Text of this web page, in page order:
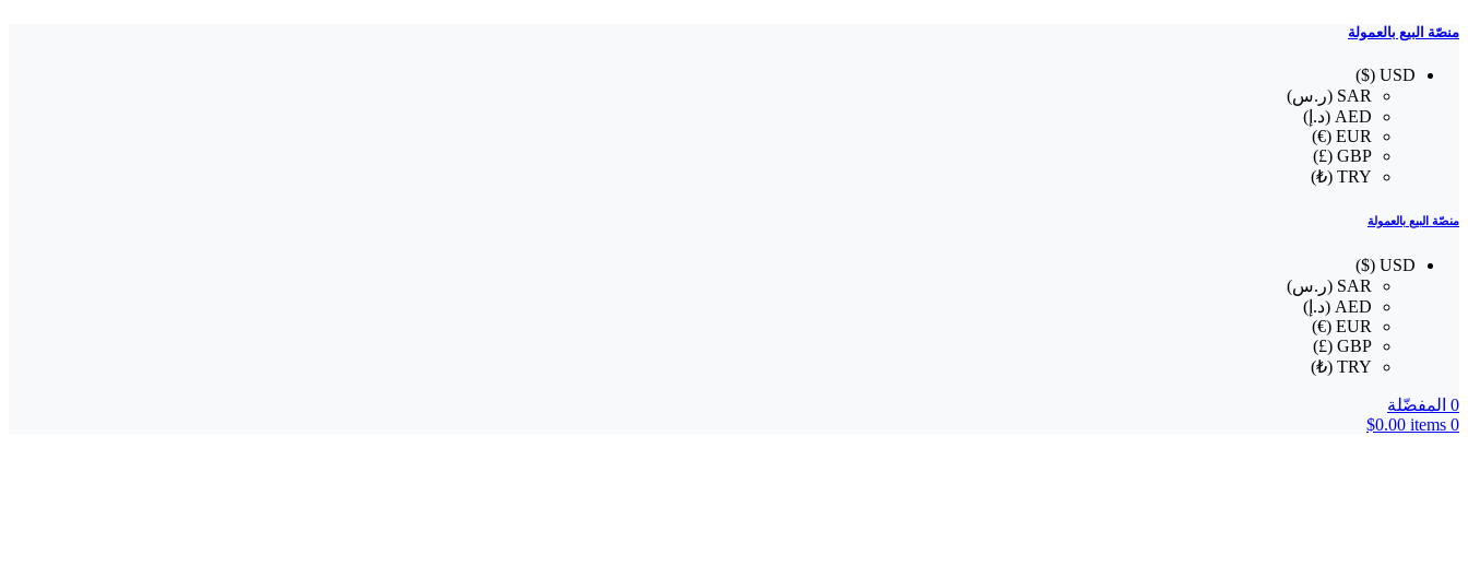
منصّة البيع بالعمولة
USD ($)
SAR (ر.س)
AED (د.إ)
EUR (€)
GBP (£)
TRY (₺)
منصّة البيع بالعمولة
USD ($)
SAR (ر.س)
AED (د.إ)
EUR (€)
GBP (£)
TRY (₺)
0 المفضّلة
0
items
$0.00